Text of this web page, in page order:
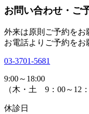
お問い合わせ・ご
外来は原則ご予約をお
お電話よりご予約をお
03-3701-5681
9:00～18:00
（木・土 9：00～12：
休診日